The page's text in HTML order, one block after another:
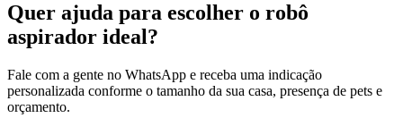
Quer ajuda para escolher o robô
aspirador ideal?
Fale com a gente no WhatsApp e receba uma indicação
personalizada conforme o tamanho da sua casa, presença de pets e
orçamento.